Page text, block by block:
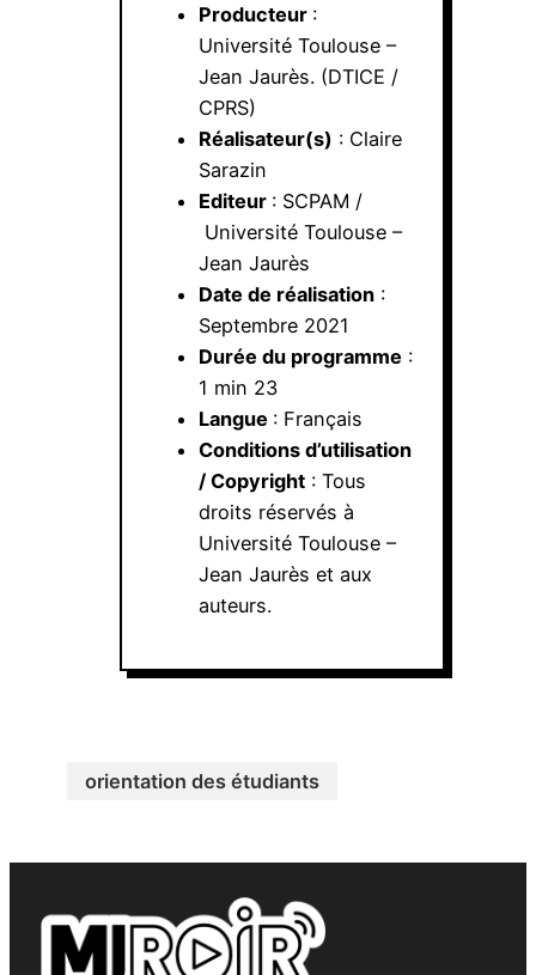
Producteur :
Université Toulouse –
Jean Jaurès. (DTICE /
CPRS)
Réalisateur(s) : Claire
Sarazin
Editeur : SCPAM /
Université Toulouse –
Jean Jaurès
Date de réalisation :
Septembre 2021
Durée du programme :
1 min 23
Langue : Français
Conditions d’utilisation
/ Copyright : Tous
droits réservés à
Université Toulouse –
Jean Jaurès et aux
auteurs.
orientation des étudiants